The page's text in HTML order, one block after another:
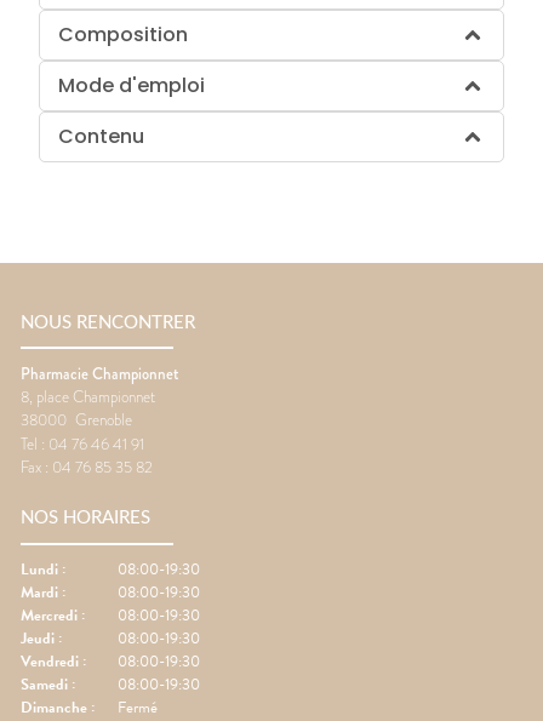
Composition
Mode d'emploi
Contenu
NOUS RENCONTRER
Pharmacie Championnet
8, place Championnet
38000 Grenoble
Tel : 04 76 46 41 91
Fax : 04 76 85 35 82
NOS HORAIRES
Lundi :
08:00-19:30
Mardi :
08:00-19:30
Mercredi :
08:00-19:30
Jeudi :
08:00-19:30
Vendredi :
08:00-19:30
Samedi :
08:00-19:30
Dimanche : Fermé